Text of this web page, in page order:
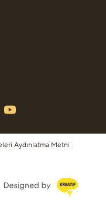
Aydınlatma Metni